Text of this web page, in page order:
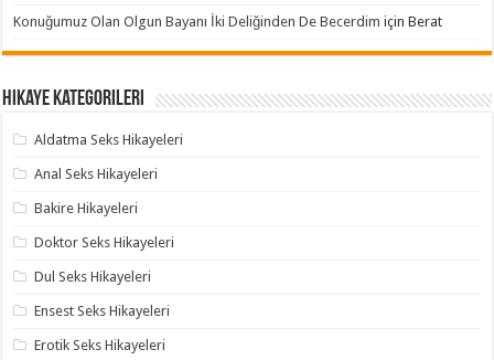
Konuğumuz Olan Olgun Bayanı İki Deliğinden De Becerdim içinBerat
Hikaye Kategorileri
Aldatma Seks Hikayeleri
Anal Seks Hikayeleri
Bakire Hikayeleri
Doktor Seks Hikayeleri
Dul Seks Hikayeleri
Ensest Seks Hikayeleri
Erotik Seks Hikayeleri